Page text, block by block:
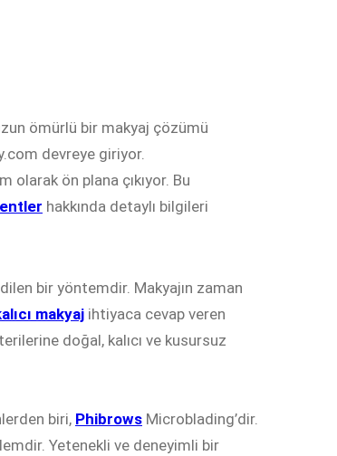
ömürlü bir makyaj çözümü
devreye giriyor.
ön plana çıkıyor. Bu
hakkında detaylı bilgileri
bir yöntemdir. Makyajın zaman
makyaj ihtiyaca cevap veren
doğal, kalıcı ve kusursuz
biri, Phibrows Microblading’dir.
Yetenekli ve deneyimli bir